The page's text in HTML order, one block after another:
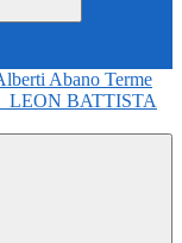
LEON BATTISTA